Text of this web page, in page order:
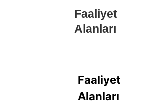
Faaliyet
Alanları
Faaliyet
Alanları